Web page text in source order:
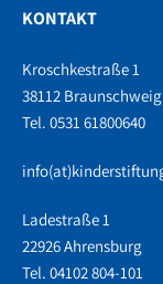
KONTAKT
Kroschkestraße 1
38112 Braunschweig
Tel. 0531 61800640
Ladestraße 1
22926 Ahrensburg
Tel. 04102 804-101